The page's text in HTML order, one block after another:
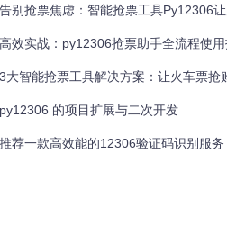
和至少2GB内存的服务器资源，这是
告别抢票焦虑：智能抢票工具Py12306
高效实战：py12306抢票助手全流程使
3大智能抢票工具解决方案：让火车票抢
py12306 的项目扩展与二次开发
推荐一款高效能的12306验证码识别服务